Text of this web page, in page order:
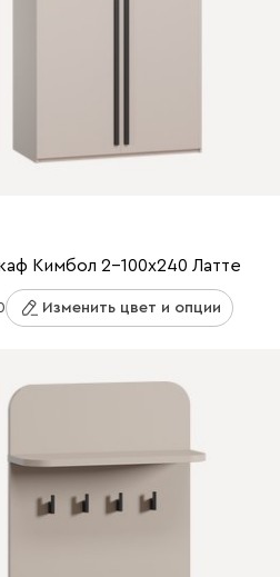
Кимбол 2-100x240 Латте
Изменить цвет и опции